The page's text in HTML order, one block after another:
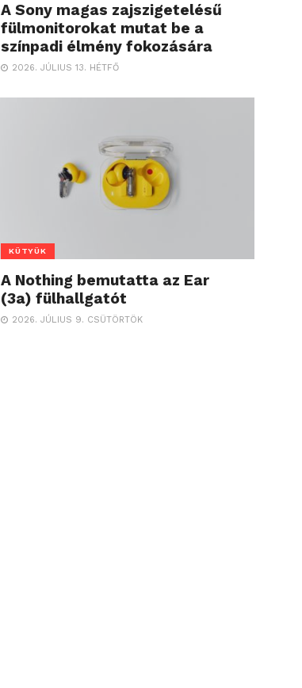
A Sony magas zajszigetelésű
fülmonitorokat mutat be a
színpadi élmény fokozására
2026. JÚLIUS 13. HÉTFŐ
KÜTYÜK
A Nothing bemutatta az Ear
(3a) fülhallgatót
2026. JÚLIUS 9. CSÜTÖRTÖK